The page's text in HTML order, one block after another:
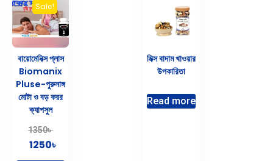
Sale!
বায়োমেনিক্স প্লাস
Biomanix
Pluse-পুরুসাঙ্গ
মোটা ও বড় করর
ক্যাপসুল
1350৳
1250৳
মিক্স বাদাম খাওয়ার
উপকারিতা
Read more